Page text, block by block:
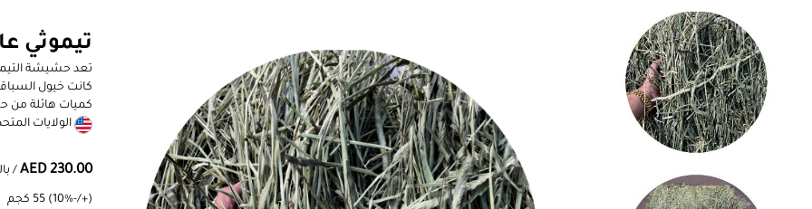
تيموثي
تعد حشيشة
كانت خيول
كميات هائلة من
الولايات
AED 230.00
/
(+/-10%) 55 كجم